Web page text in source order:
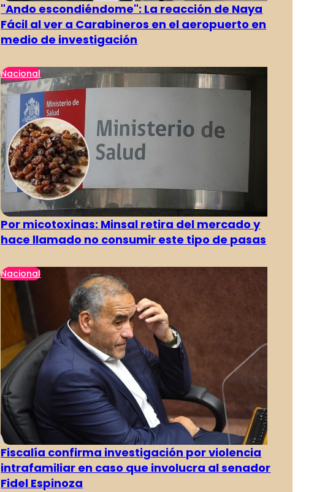
"Ando escondiéndome": La reacción de Naya
Fácil al ver a Carabineros en el aeropuerto en
medio de investigación
Nacional
Por micotoxinas: Minsal retira del mercado y
hace llamado no consumir este tipo de pasas
Nacional
Fiscalía confirma investigación por violencia
intrafamiliar en caso que involucra al senador
Fidel Espinoza